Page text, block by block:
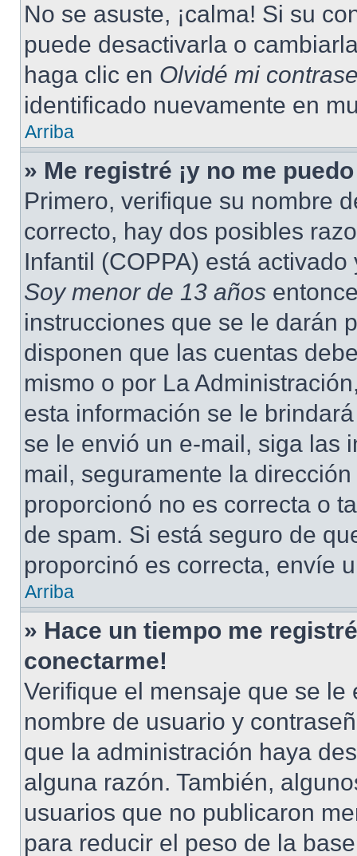
No se asuste, ¡calma! Si su
puede desactivarla o
haga clic en Olvidé mi
identificado nuevamente en
Arriba
» Me registré ¡y no me
Primero, verifique su nombre
correcto, hay dos posibles
Infantil (COPPA) está
Soy menor de 13 años
instrucciones que se le darán
disponen que las cuentas
mismo o por La
esta información se le
se le envió un e-mail, siga las
mail, seguramente la
proporcionó no es correcta o
de spam. Si está seguro de
proporcinó es correcta, envíe
Arriba
» Hace un tiempo me
conectarme!
Verifique el mensaje que se
nombre de usuario y
que la administración haya
alguna razón. También,
usuarios que no publicaron
para reducir el peso de la